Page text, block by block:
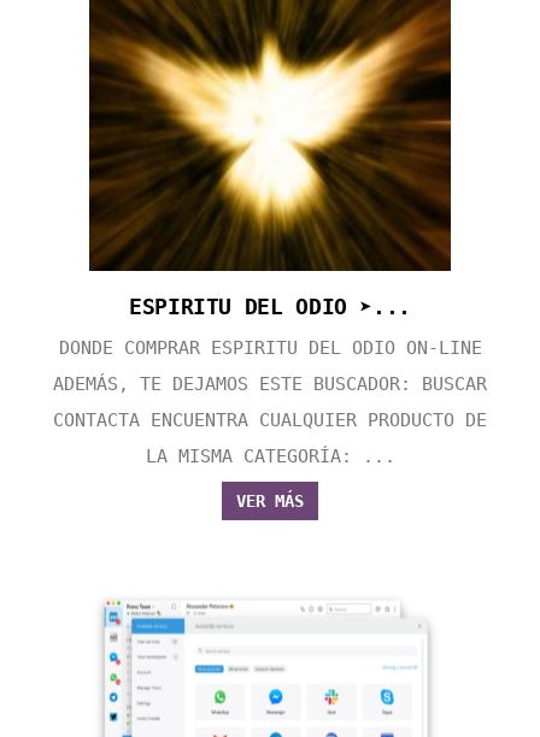
ESPIRITU DEL ODIO ➤...
DONDE COMPRAR ESPIRITU DEL ODIO ON-LINE
ADEMÁS, TE DEJAMOS ESTE BUSCADOR: BUSCAR
CONTACTA ENCUENTRA CUALQUIER PRODUCTO DE
LA MISMA CATEGORÍA: ...
VER MÁS